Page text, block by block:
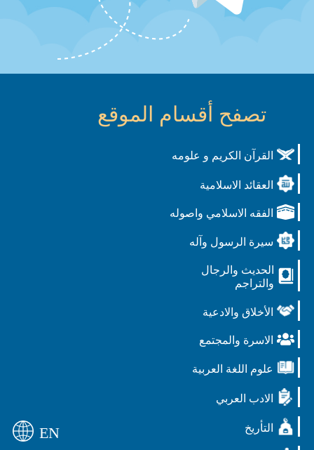
تصفح أقسام الموقع
القرآن الكريم و علومه
العقائد الاسلامية
الفقه الاسلامي واصوله
سيرة الرسول وآله
الحديث والرجال
والتراجم
الأخلاق والادعية
الاسرة والمجتمع
علوم اللغة العربية
الادب العربي
التأريخ EN